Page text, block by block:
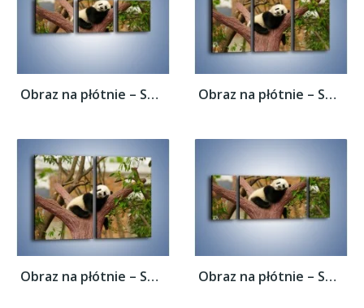
Obraz na płótnie – Sen pandy na drzewie –... Obraz na płótnie – Sen pandy na drzewie –...
Obraz na płótnie – Sen pandy na drzewie –... Obraz na płótnie – Sen pandy na drzewie –...